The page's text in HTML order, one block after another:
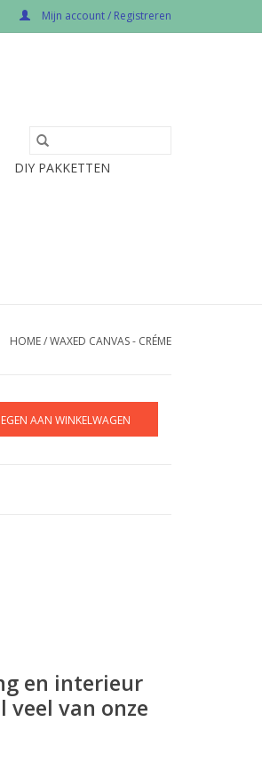
Mijn account / Registreren
DIY PAKKETTEN
HOME/WAXED CANVAS - CRÉME
AAN WINKELWAGEN
en interieur
veel van onze